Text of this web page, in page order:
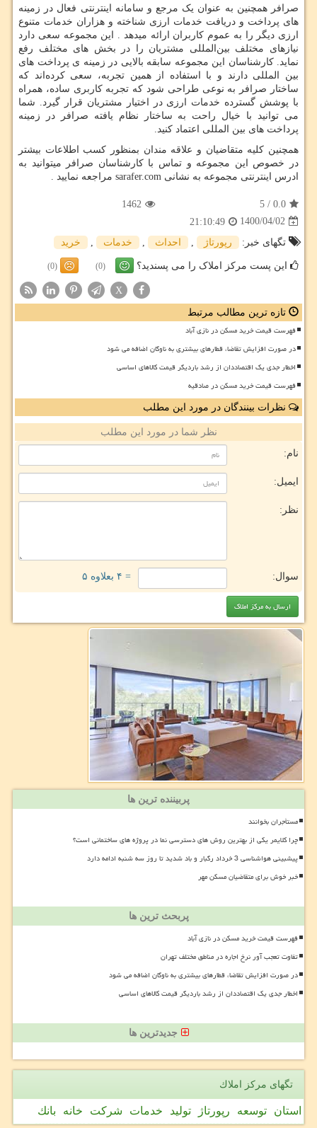
صرافر همچنین به عنوان یک مرجع و سامانه اینترنتی فعال در زمینه
های پرداخت و دریافت خدمات ارزی شناخته و هزاران خدمات متنوع
ارزی دیگر را به عموم کاربران ارائه میدهد . این مجموعه سعی دارد
نیازهای مختلف بین‌المللی مشتریان را در بخش های مختلف رفع
نماید. کارشناسان این مجموعه سابقه بالایی در زمینه ی پرداخت های
بین المللی دارند و با استفاده از همین تجربه، سعی کرده‌اند که
ساختار صرافر به نوعی طراحی شود که تجربه کاربری ساده، همراه
با پوشش گسترده خدمات ارزی در اختیار مشتریان قرار گیرد. شما
می توانید با خیال راحت به ساختار نظام یافته صرافر در زمینه
پرداخت های بین المللی اعتماد کنید.
همچنین کلیه متقاضیان و علاقه مندان بمنظور کسب اطلاعات بیشتر
در خصوص این مجموعه و تماس با کارشناسان صرافر میتوانید به
ادرس اینترنتی مجموعه به نشانی sarafer.com مراجعه نمایید .
0.0
/
5
1462
1400/04/02
21:10:49
تگهای خبر:
رپورتاژ , احداث , خدمات , خرید
این پست مرکز املاک را می پسندید؟ (0)
(0)
X
تازه ترین مطالب مرتبط
فهرست قیمت خرید مسکن در نازی آباد
در صورت افزایش تقاضا، قطارهای بیشتری به ناوگان اضافه می شود
اخطار جدی یک اقتصاددان از رشد باردیگر قیمت کالاهای اساسی
فهرست قیمت خرید مسکن در صادقیه
نظرات بینندگان در مورد این مطلب
نظر شما در مورد این مطلب
نام:
ایمیل:
نظر:
سوال: = ۴ بعلاوه ۵
پربیننده ترین ها
مستأجران بخوانند
چرا کلایمر یکی از بهترین روش های دسترسی نما در پروژه های ساختمانی است؟
پیشبینی هواشناسی 3 خرداد رگبار و باد شدید تا روز سه شنبه ادامه دارد
خبر خوش برای متقاضیان مسکن مهر
پربحث ترین ها
فهرست قیمت خرید مسکن در نازی آباد
تفاوت تعجب آور نرخ اجاره در مناطق مختلف تهران
در صورت افزایش تقاضا، قطارهای بیشتری به ناوگان اضافه می شود
اخطار جدی یک اقتصاددان از رشد باردیگر قیمت کالاهای اساسی
جدیدترین ها
تگهای مركز املاك
استان توسعه رپورتاژ تولید خدمات شركت خانه بانك